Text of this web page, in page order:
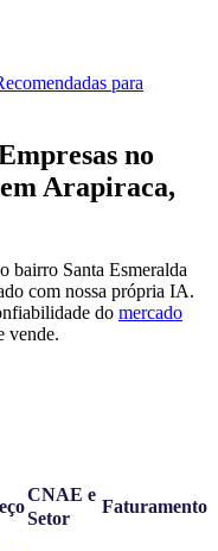
para
no
Arapiraca,
bairro Santa Esmeralda
com nossa própria IA.
do mercado
vende.
CNAE e
Setor
Faturamento